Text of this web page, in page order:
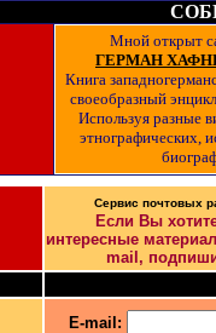
Мной открыт
ГЕРМАН
Книга
своеобразный
Используя разные
этнографических,
Сервис почтовых
Если Вы
интересные
mail,
E-mail: